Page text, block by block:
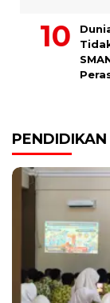
PENDIDIKAN